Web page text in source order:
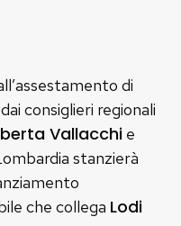
di
consiglieri regionali
Vallacchie
stanzierà
che collega Lodi